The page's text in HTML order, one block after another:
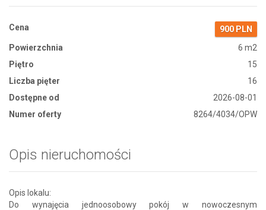
Cena
900 PLN
Powierzchnia
6 m2
Piętro
15
Liczba pięter
16
Dostępne od
2026-08-01
Numer oferty
8264/4034/OPW
Opis nieruchomości
Opis lokalu:
Do wynajęcia jednoosobowy pokój w nowoczesnym